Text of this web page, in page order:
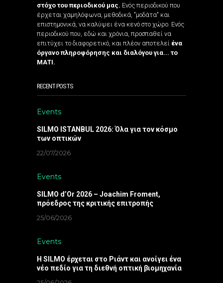
στόχο του περιοδικού μας. Ενός περιοδικού που
έρχεται χαμηλόφωνα, μεθοδικά, "μοδάτα" και
επιστημονικά, να καλύψει ένα κενό στο χώρο. Ενός
περιοδικού που, εδώ και χρόνια, προσπαθεί να
επιτύχει το διαφορετικό, και πλέον αποτελεί ένα
όργανο πληροφόρησης και διαλόγου για... το
ΜΑΤΙ.
RECENT POSTS
Events
SILMO ISTANBUL 2026: Όλα για τον κόσμο
των οπτικών
22/07/2026
Events
SILMO d’Or 2026 – Joachim Froment,
πρόεδρος της κριτικής επιτροπής
25/06/2026
Events
Η SILMO έρχεται στο Ριάντ και ανοίγει ένα
νέο πεδίο για τη διεθνή οπτική βιομηχανία